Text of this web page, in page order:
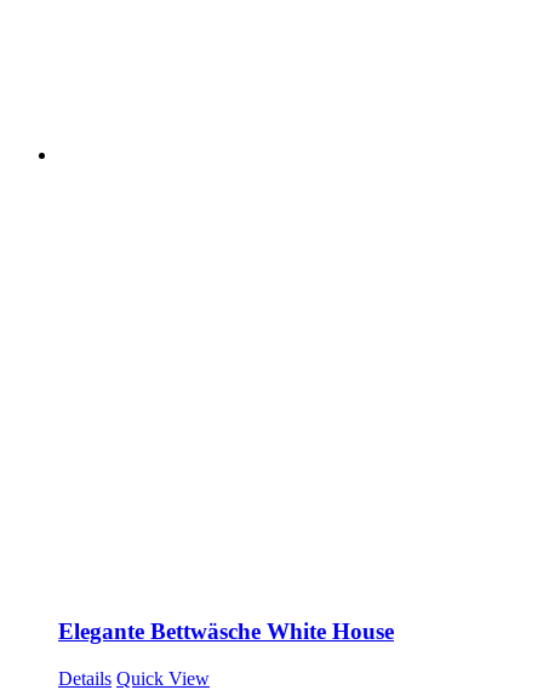
Elegante Bettwäsche White House
Details Quick View